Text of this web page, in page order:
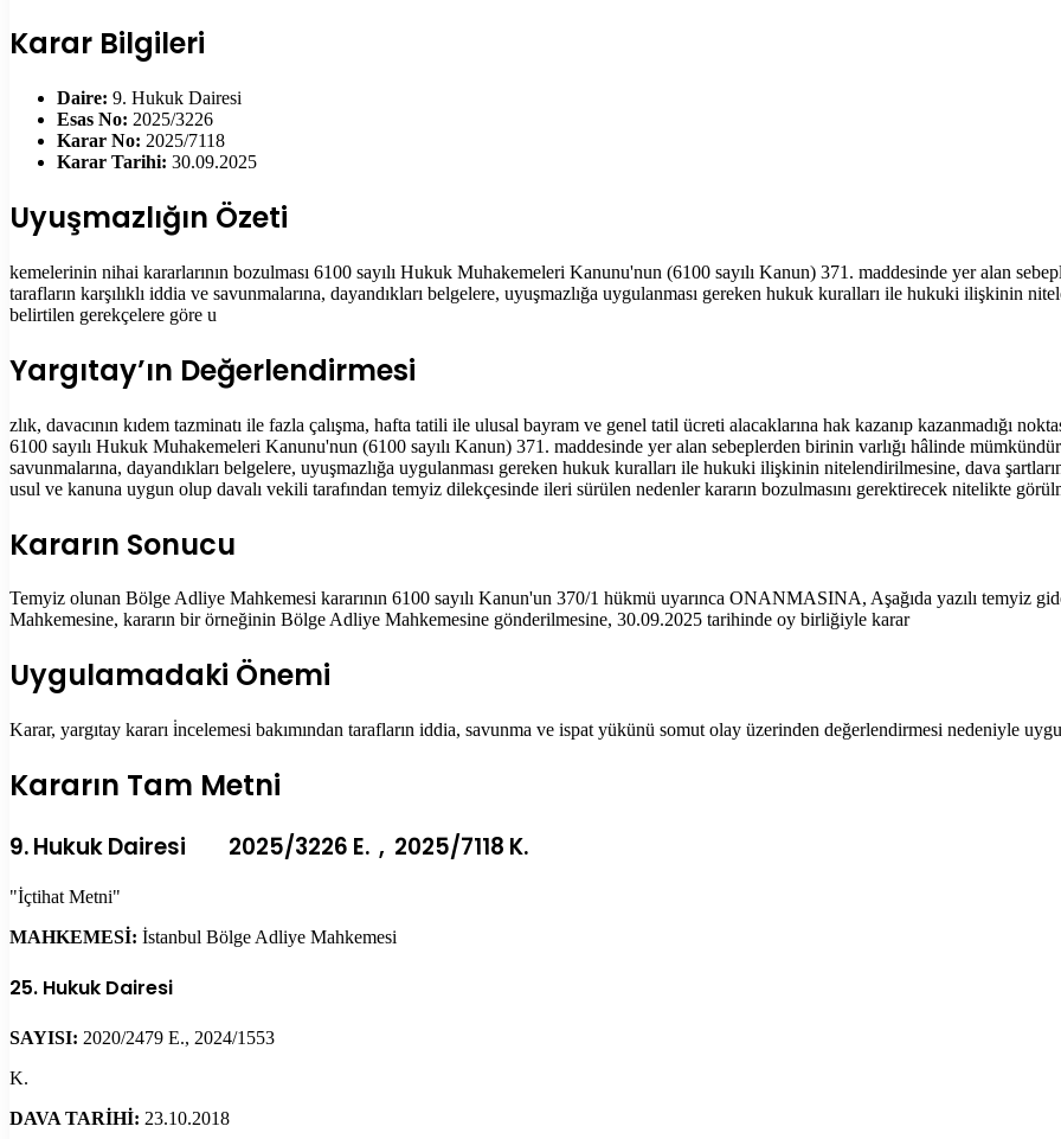
Karar Bilgileri
Daire: 9. Hukuk Dairesi
Esas No: 2025/3226
Karar No: 2025/7118
Karar Tarihi: 30.09.2025
Uyuşmazlığın Özeti
kemelerinin nihai kararlarının bozulması 6100 sayılı Hukuk Muhakemeleri Kanunu'nun (6100 sayılı Kanun) 371. maddesinde yer alan
tarafların karşılıklı iddia ve savunmalarına, dayandıkları belgelere, uyuşmazlığa uygulanması gereken hukuk kuralları ile hukuki ilişkinin
belirtilen gerekçelere göre u
Yargıtay’ın Değerlendirmesi
zlık, davacının kıdem tazminatı ile fazla çalışma, hafta tatili ile ulusal bayram ve genel tatil ücreti alacaklarına hak kazanıp kazanmadığı
6100 sayılı Hukuk Muhakemeleri Kanunu'nun (6100 sayılı Kanun) 371. maddesinde yer alan sebeplerden birinin varlığı hâlinde
savunmalarına, dayandıkları belgelere, uyuşmazlığa uygulanması gereken hukuk kuralları ile hukuki ilişkinin nitelendirilmesine, dava
usul ve kanuna uygun olup davalı vekili tarafından temyiz dilekçesinde ileri sürülen nedenler kararın bozulmasını gerektirecek nitelikte
Kararın Sonucu
Temyiz olunan Bölge Adliye Mahkemesi kararının 6100 sayılı Kanun'un 370/1 hükmü uyarınca ONANMASINA, Aşağıda yazılı temyiz
Mahkemesine, kararın bir örneğinin Bölge Adliye Mahkemesine gönderilmesine, 30.09.2025 tarihinde oy birliğiyle karar
Uygulamadaki Önemi
Karar, yargıtay kararı i̇ncelemesi bakımından tarafların iddia, savunma ve ispat yükünü somut olay üzerinden değerlendirmesi nedeniyle
Kararın Tam Metni
9. Hukuk Dairesi 2025/3226 E. , 2025/7118 K.
"İçtihat Metni"
MAHKEMESİ: İstanbul Bölge Adliye Mahkemesi
25. Hukuk Dairesi
SAYISI: 2020/2479 E., 2024/1553
K.
DAVA TARİHİ: 23.10.2018